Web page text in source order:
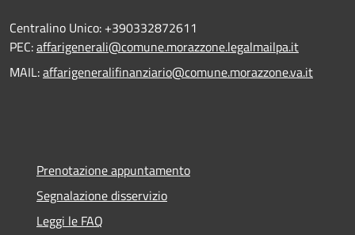
Centralino Unico: +390332872611
PEC:affarigenerali@comune.morazzone.legalmailpa.it
MAIL:affarigeneralifinanziario@comune.morazzone.va.it
Prenotazione appuntamento
Segnalazione disservizio
Leggi le FAQ